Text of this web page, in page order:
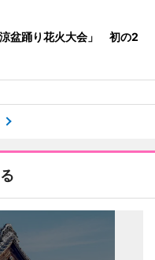
盆踊り花火大会」 初の2